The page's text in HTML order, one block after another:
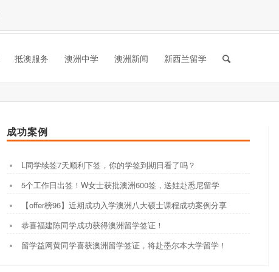
抵澳服务 澳洲中学 澳洲新闻 新西兰留学
成功案例
L同学续签7天顺利下签，你的学签到期日看了吗？
5个工作日出签！W女士获批澳洲600签，送娃赴悉尼留学
【offer榜96】近期成功入学澳洲八大硕士课程成功案例分享
恭喜福建陈同学成功获得澳洲留学签证！
留学益网黄同学喜获澳洲留学签证，将赴墨尔本大学留学！